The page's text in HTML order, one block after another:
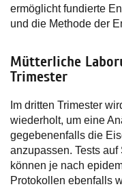
ermöglicht fundierte
und die Methode der
Mütterliche
Trimester
Im dritten Trimester
wiederholt, um eine
gegebenenfalls die
anzupassen. Tests
können je nach
Protokollen ebenfalls